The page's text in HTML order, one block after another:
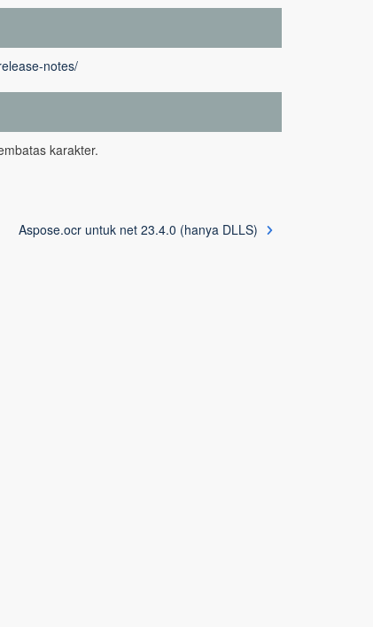
notes/
karakter.
Aspose.ocr untuk net 23.4.0 (hanya DLLS)